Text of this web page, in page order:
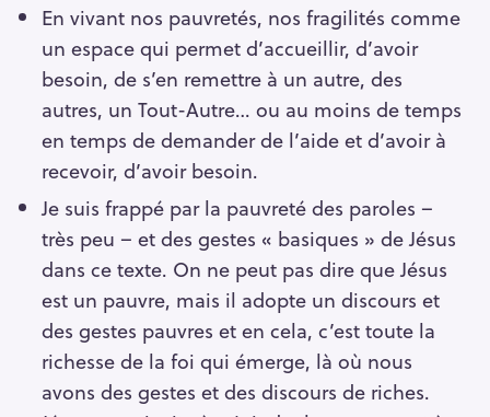
En vivant nos pauvretés, nos fragilités comme
un espace qui permet d’accueillir, d’avoir
besoin, de s’en remettre à un autre, des
autres, un Tout-Autre… ou au moins de temps
en temps de demander de l’aide et d’avoir à
recevoir, d’avoir besoin.
Je suis frappé par la pauvreté des paroles –
très peu – et des gestes « basiques » de Jésus
dans ce texte. On ne peut pas dire que Jésus
est un pauvre, mais il adopte un discours et
des gestes pauvres et en cela, c’est toute la
richesse de la foi qui émerge, là où nous
avons des gestes et des discours de riches.